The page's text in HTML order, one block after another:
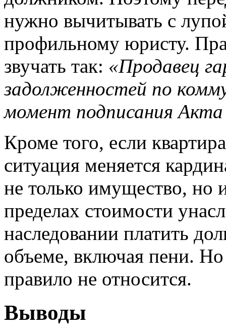
нужно вычитывать с
профильному юристу.
звучать так: «Продавец
задолженностей по
момент подписания Акта
Кроме того, если
ситуация меняется
не только имущество, но
пределах стоимости
наследовании платить
объеме, включая пени.
правило не относится.
Выводы